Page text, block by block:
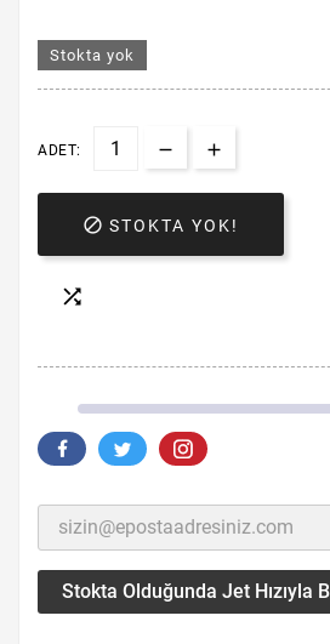
Stokta yok
ADET:
 STOKTA YOK!

Stokta Olduğunda Jet Hızıyla